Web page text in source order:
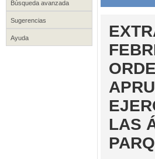
Búsqueda avanzada
Sugerencias
Ayuda
LAS